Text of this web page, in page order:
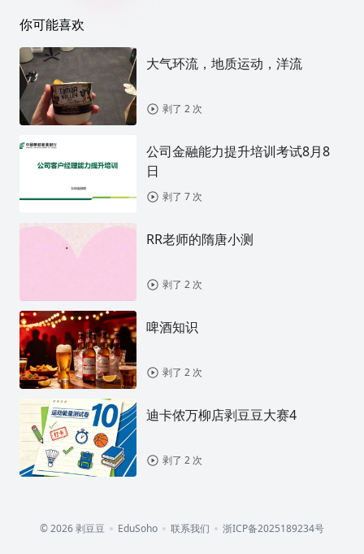
你可能喜欢
大气环流，地质运动，洋流
剥了 2 次
公司金融能力提升培训考试8月8
日
剥了 7 次
RR老师的隋唐小测
剥了 2 次
啤酒知识
剥了 2 次
迪卡侬万柳店剥豆豆大赛4
剥了 2 次
© 2026 剥豆豆 EduSoho 联系我们 浙ICP备2025189234号